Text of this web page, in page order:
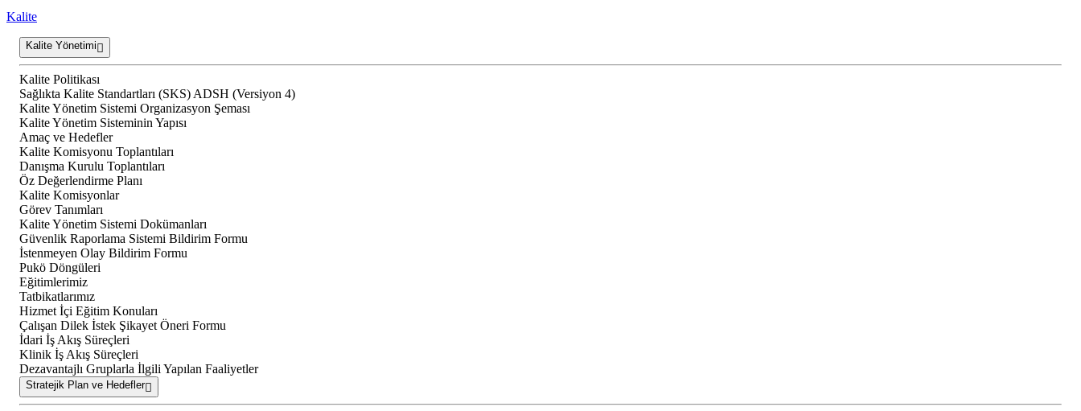
Kalite
Kalite Yönetimi
Kalite Politikası
Sağlıkta Kalite Standartları (SKS) ADSH (Versiyon 4)
Kalite Yönetim Sistemi Organizasyon Şeması
Kalite Yönetim Sisteminin Yapısı
Amaç ve Hedefler
Kalite Komisyonu Toplantıları
Danışma Kurulu Toplantıları
Öz Değerlendirme Planı
Kalite Komisyonlar
Görev Tanımları
Kalite Yönetim Sistemi Dokümanları
Güvenlik Raporlama Sistemi Bildirim Formu
İstenmeyen Olay Bildirim Formu
Pukö Döngüleri
Eğitimlerimiz
Tatbikatlarımız
Hizmet İçi Eğitim Konuları
Çalışan Dilek İstek Şikayet Öneri Formu
İdari İş Akış Süreçleri
Klinik İş Akış Süreçleri
Dezavantajlı Gruplarla İlgili Yapılan Faaliyetler
Stratejik Plan ve Hedefler